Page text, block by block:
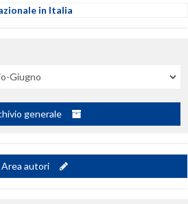
generale
Area autori